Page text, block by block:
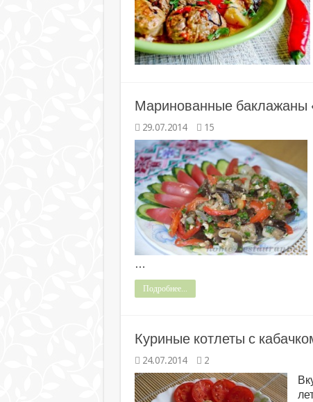
Маринованные баклажаны
29.07.2014 15
…
Подробнее...
Куриные котлеты с
24.07.2014 2